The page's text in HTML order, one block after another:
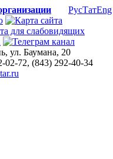
РусТатEng
ул. Баумана, 20
02-72, (843) 292-40-34